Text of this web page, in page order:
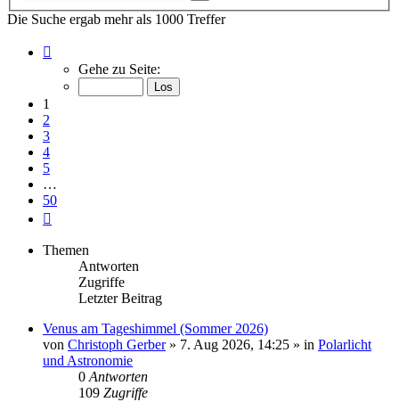
Die Suche ergab mehr als 1000 Treffer
von
Gehe zu Seite:
1
2
3
4
5
…
50
Themen
Antworten
Zugriffe
Letzter Beitrag
Venus am Tageshimmel (Sommer 2026)
von Christoph Gerber» 7. Aug 2026, 14:25 » in Polarlicht
und Astronomie
0 Antworten
109 Zugriffe